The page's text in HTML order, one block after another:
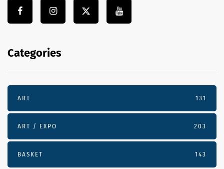
Categories
ART 131
ART / EXPO 203
BASKET 143